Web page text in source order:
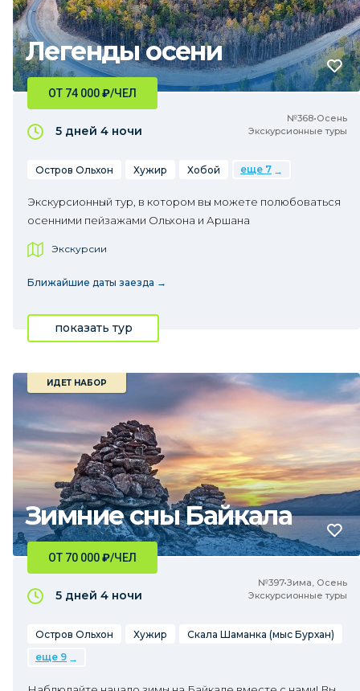
Легенды осени
№368•Осень
Экскурсионные туры
ОТ 74 000₽/ЧЕЛ
5 дней 4 ночи
Остров Ольхон Хужир Хобой еще 7
Экскурсионный тур, в котором вы можете полюбоваться
осенними пейзажами Ольхона и Аршана
Экскурсии
Ближайшие даты заезда →
показать тур
Зимние сны Байкала
ИДЕТ НАБОР
№397•Зима, Осень
Экскурсионные туры
ОТ 70 000₽/ЧЕЛ
5 дней 4 ночи
Остров Ольхон Хужир
Скала Шаманка (мыс Бурхан)
еще 9